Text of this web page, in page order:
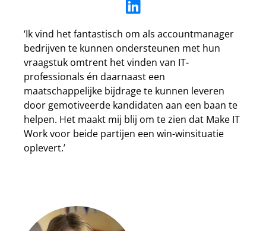
‘Ik vind het fantastisch om als accountmanager
bedrijven te kunnen ondersteunen met hun
vraagstuk omtrent het vinden van IT-
professionals én daarnaast een
maatschappelijke bijdrage te kunnen leveren
door gemotiveerde kandidaten aan een baan te
helpen. Het maakt mij blij om te zien dat Make IT
Work voor beide partijen een win-winsituatie
oplevert.’